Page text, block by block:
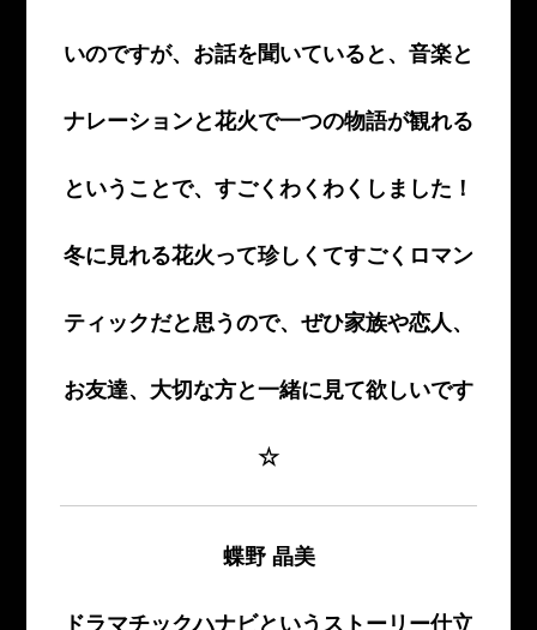
いのですが、お話を聞いていると、音楽と
ナレーションと花火で一つの物語が観れる
ということで、すごくわくわくしました！
冬に見れる花火って珍しくてすごくロマン
ティックだと思うので、ぜひ家族や恋人、
お友達、大切な方と一緒に見て欲しいです
☆
蝶野 晶美
ドラマチックハナビというストーリー仕立